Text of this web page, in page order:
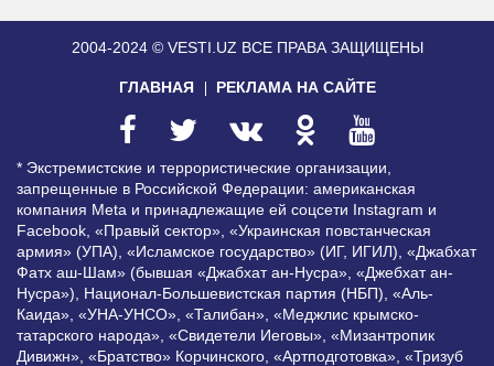
2004-2024 © VESTI.UZ ВСЕ ПРАВА ЗАЩИЩЕНЫ
ГЛАВНАЯ РЕКЛАМА НА САЙТЕ
* Экстремистские и террористические организации,
запрещенные в Российской Федерации: американская
компания Meta и принадлежащие ей соцсети Instagram и
Facebook, «Правый сектор», «Украинская повстанческая
армия» (УПА), «Исламское государство» (ИГ, ИГИЛ), «Джабхат
Фатх аш-Шам» (бывшая «Джабхат ан-Нусра», «Джебхат ан-
Нусра»), Национал-Большевистская партия (НБП), «Аль-
Каида», «УНА-УНСО», «Талибан», «Меджлис крымско-
татарского народа», «Свидетели Иеговы», «Мизантропик
Дивижн», «Братство» Корчинского, «Артподготовка», «Тризуб